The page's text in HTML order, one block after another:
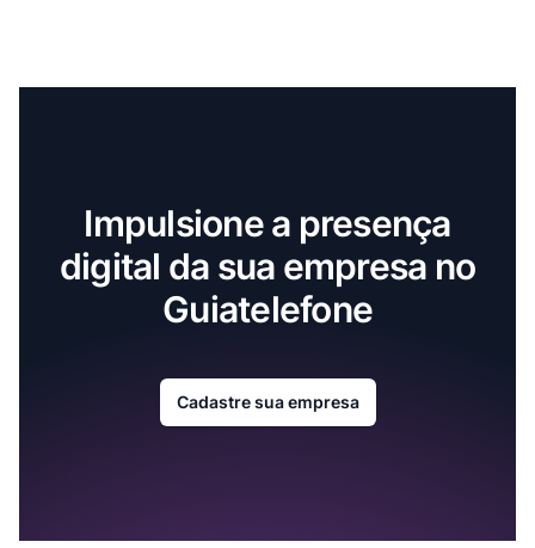
Impulsione a presença
digital da sua empresa no
Guiatelefone
Cadastre sua empresa